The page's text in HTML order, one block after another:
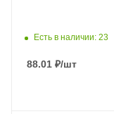
Есть в наличии: 23
88.01 ₽/шт